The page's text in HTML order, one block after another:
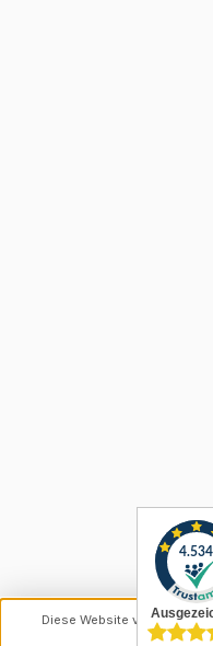
Diese Website verwendet